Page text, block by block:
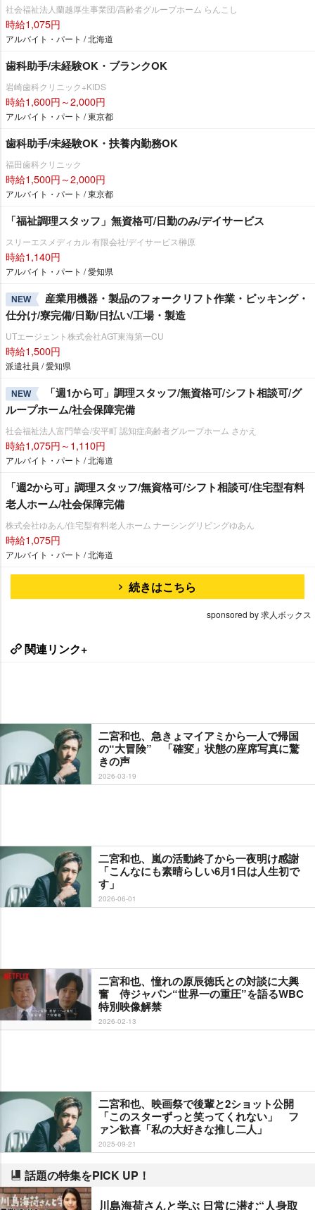
社会福祉法人蘭越厚生事業団/高齢者グループホーム らんこし
時給1,075円
アルバイト・パート / 北海道
歯科助手/未経験OK・ブランクOK
崎歯科クリニック+KIDS
時給1,600円～2,000円
アルバイト・パート / 東京都
歯科助手/未経験OK・扶養内勤務OK
福田歯科クリニック
時給1,500円～2,000円
アルバイト・パート / 東京都
「福祉調理スタッフ」無資格可/日勤のみ/デイサービス
スリーエスメディカル 有限会社/デイサービス榊原
時給1,140円
アルバイト・パート / 愛知県
NEW
産業用機器・製品のフォークリフト作業・ピッキング・
仕分け/寮完備/日勤/日払い/工場・製造
UTエージェント株式会社AGT東海第一CU
時給1,500円
派遣社員 / 愛知県
NEW
「週1から可」調理スタッフ/無資格可/シフト相談可/グ
ループホーム/社会保障完備
社会福祉法人富門華会/安平町 認知症高齢者グループホーム さかえ
時給1,075円～1,110円
アルバイト・パート / 北海道
「週2から可」調理スタッフ/無資格可/シフト相談可/住宅型有料
老人ホーム/社会保障完備
株式会社ゆあん/住宅型有料老人ホーム ナーシングリビングゆあん
時給1,075円
アルバイト・パート / 北海道
続きはこちら
sponsored by 求人ボックス
関連リンク+
二宮和也、急きょマイアミから一人で帰国
の“大冒険” 「確変」状態の座席写真に驚
きの声
2026-03-19
二宮和也、嵐の活動終了から一夜明け感謝
「こんなにも素晴らしい6月1日は人生初で
す」
2026-06-01
二宮和也、憧れの原辰徳氏との対談に大興
奮 侍ジャパン“世界一の重圧”を語るWBC
特別映像解禁
2026-02-13
二宮和也、映画祭で後輩と2ショット公開
「このスターずっと笑ってくれない」 フ
ァン歓喜「私の大好きな推し二人」
2025-09-21
話題の特集をPICK UP！
川島海荷さんと学ぶ 日常に潜む“人身取